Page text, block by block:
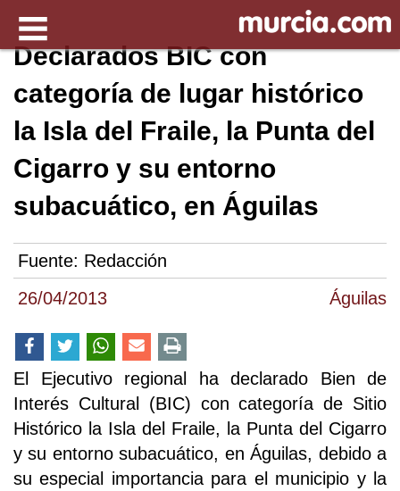
26/04/2013 Águilas
Declarados BIC con
categoría de lugar histórico
la Isla del Fraile, la Punta del
Cigarro y su entorno
subacuático, en Águilas
Fuente: Redacción
El Ejecutivo regional ha declarado Bien de
Interés Cultural (BIC) con categoría de Sitio
Histórico la Isla del Fraile, la Punta del Cigarro
y su entorno subacuático, en Águilas, debido a
su especial importancia para el municipio y la